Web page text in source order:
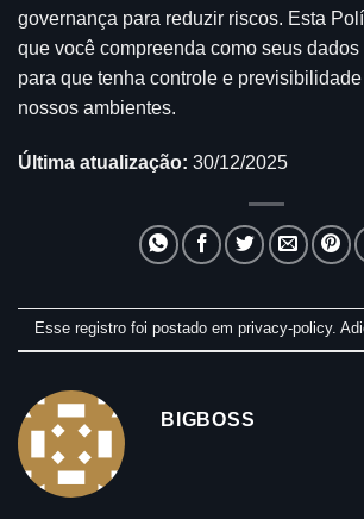
governança para reduzir riscos. Esta
que você compreenda como seus dados
para que tenha controle e
nossos ambientes.
Última atualização: 30/12/2025
Esse registro foi postado em privacy-policy.
BIGBOSS